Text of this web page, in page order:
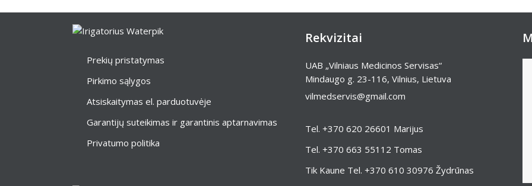
Prekių pristatymas
Pirkimo sąlygos
Atsiskaitymas el. parduotuvėje
Garantijų suteikimas ir garantinis aptarnavimas
Privatumo politika
Rekvizitai
UAB „Vilniaus Medicinos Servisas“
Mindaugo g. 23-116, Vilnius, Lietuva
vilmedservis@gmail.com
Tel. +370 620 26601 Marijus
Tel. +370 663 55112 Tomas
Tik Kaune Tel. +370 610 30976 Žydrūnas